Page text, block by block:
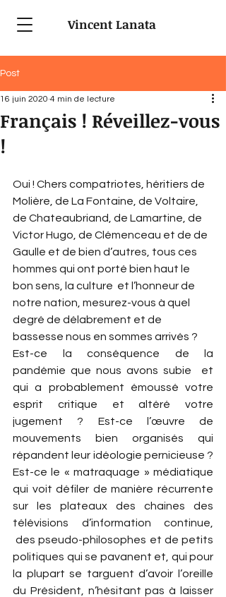
Vincent Lanata
Post
Français ! Réveillez-vous
!
16 juin 2020 4 min de lecture
Oui ! Chers compatriotes, héritiers de
Molière, de La Fontaine, de Voltaire,
de Chateaubriand, de Lamartine, de
Victor Hugo, de Clémenceau et de de
Gaulle et de bien d’autres, tous ces
hommes qui ont porté bien haut le
bon sens, la culture  et l’honneur de
notre nation, mesurez-vous à quel
degré de délabrement et de
bassesse nous en sommes arrivés ?
Est-ce la conséquence de la
pandémie que nous avons subie  et
qui a probablement émoussé votre
esprit critique et altéré votre
jugement ? Est-ce l’œuvre de
mouvements bien organisés qui
répandent leur idéologie pernicieuse ?
Est-ce le « matraquage » médiatique
qui voit défiler de manière récurrente
sur les plateaux des chaines des
télévisions d’information continue,
des pseudo-philosophes et de petits
politiques qui se pavanent et, qui pour
la plupart se targuent d’avoir l’oreille
du Président, n’hésitant pas à laisser